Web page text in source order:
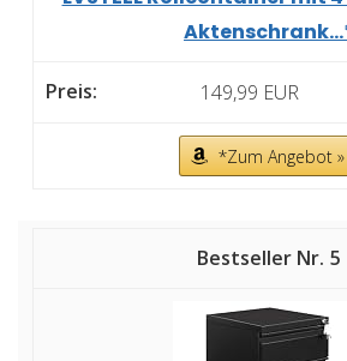
149,99 EUR
*Zum Angebot »
5